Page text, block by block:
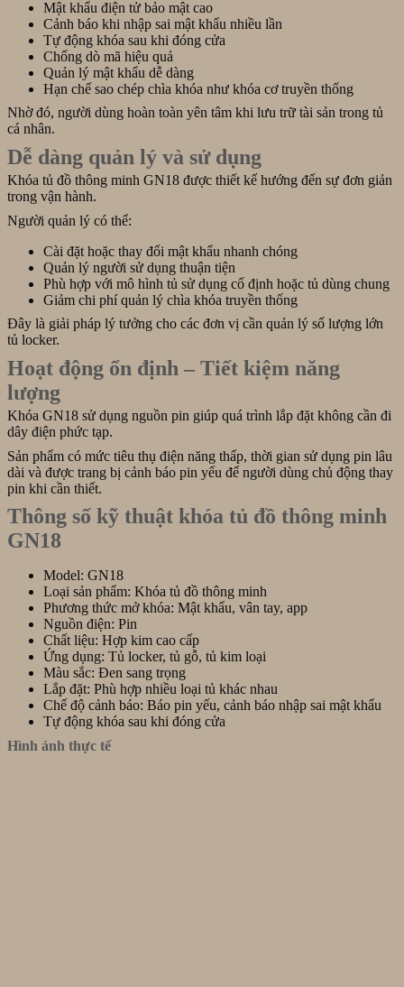
Mật khẩu điện tử bảo mật cao
Cảnh báo khi nhập sai mật khẩu nhiều lần
Tự động khóa sau khi đóng cửa
Chống dò mã hiệu quả
Quản lý mật khẩu dễ dàng
Hạn chế sao chép chìa khóa như khóa cơ truyền thống
Nhờ đó, người dùng hoàn toàn yên tâm khi lưu trữ tài sản trong tủ
cá nhân.
Dễ dàng quản lý và sử dụng
Khóa tủ đồ thông minh GN18 được thiết kế hướng đến sự đơn giản
trong vận hành.
Người quản lý có thể:
Cài đặt hoặc thay đổi mật khẩu nhanh chóng
Quản lý người sử dụng thuận tiện
Phù hợp với mô hình tủ sử dụng cố định hoặc tủ dùng chung
Giảm chi phí quản lý chìa khóa truyền thống
Đây là giải pháp lý tưởng cho các đơn vị cần quản lý số lượng lớn
tủ locker.
Hoạt động ổn định – Tiết kiệm năng
lượng
Khóa GN18 sử dụng nguồn pin giúp quá trình lắp đặt không cần đi
dây điện phức tạp.
Sản phẩm có mức tiêu thụ điện năng thấp, thời gian sử dụng pin lâu
dài và được trang bị cảnh báo pin yếu để người dùng chủ động thay
pin khi cần thiết.
Thông số kỹ thuật khóa tủ đồ thông minh
GN18
Model: GN18
Loại sản phẩm: Khóa tủ đồ thông minh
Phương thức mở khóa: Mật khẩu, vân tay, app
Nguồn điện: Pin
Chất liệu: Hợp kim cao cấp
Ứng dụng: Tủ locker, tủ gỗ, tủ kim loại
Màu sắc: Đen sang trọng
Lắp đặt: Phù hợp nhiều loại tủ khác nhau
Chế độ cảnh báo: Báo pin yếu, cảnh báo nhập sai mật khẩu
Tự động khóa sau khi đóng cửa
Hình ảnh thực tế